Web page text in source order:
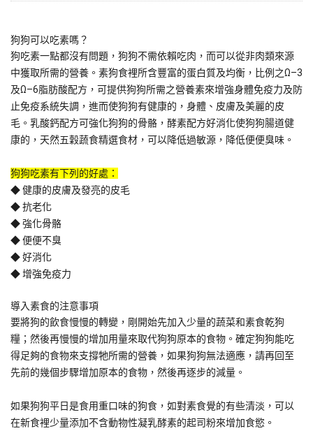
狗狗可以吃素嗎？
狗吃素一點都沒有問題，狗狗不需依賴吃肉，而可以從非肉類來源
中獲取所需的營養。素狗食裡所含豐富的蛋白質及均衡，比例之Ω–3
及Ω–6脂肪酸配方，可提供狗狗所需之營養素來增強身體免疫力及防
止免疫系統失調，進而使狗狗有健康的，身體、皮膚及美麗的皮
毛。乳酸鈣配方可強化狗狗的骨骼，酵素配方好消化使狗狗腸道健
康的，天然五穀蔬食精選食材，可以降低過敏源，降低便便臭味。
狗狗吃素有下列的好處：
◆ 健康的皮膚及發亮的皮毛
◆ 抗老化
◆ 強化骨骼
◆ 便便不臭
◆ 好消化
◆ 增強免疫力
導入素食的注意事項
要將狗的飲食慢慢的轉變，剛開始先加入少量的蔬菜和素食乾狗
糧；然後再慢慢的增加用量來取代狗狗原本的食物。確定狗狗能吃
得足夠的食物來支撐牠所需的營養，如果狗狗無法適應，請再回至
先前的幾個步驟增加原本的食物，然後再逐步的減量。
如果狗狗平日是食用重口味的狗食，如對素食覺的有些清淡，可以
在新食裡少量添加不含動物性凝乳酵素的起司粉來增加食慾。